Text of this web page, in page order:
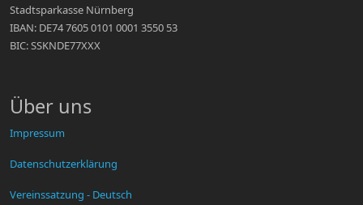
Stadtsparkasse Nürnberg
IBAN: DE74 7605 0101 0001 3550 53
BIC: SSKNDE77XXX
Über uns
Impressum
Datenschutzerklärung
Vereinssatzung - Deutsch